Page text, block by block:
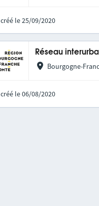
créé le 25/09/2020
Réseau
Bourgogne-
créé le 06/08/2020